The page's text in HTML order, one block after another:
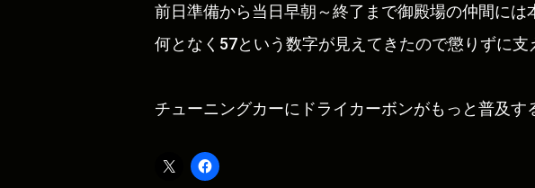
前日準備から当日早朝～終了まで御殿場の仲間には
何となく57という数字が見えてきたので懲りずに支
チューニングカーにドライカーボンがもっと普及す